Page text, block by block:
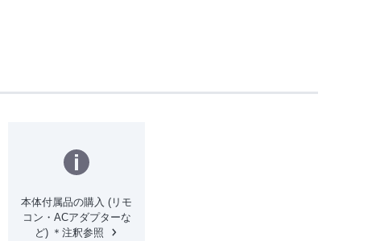
本体付属品の購入 (リモ
コン・ACアダプターな
ど) ＊注釈参照